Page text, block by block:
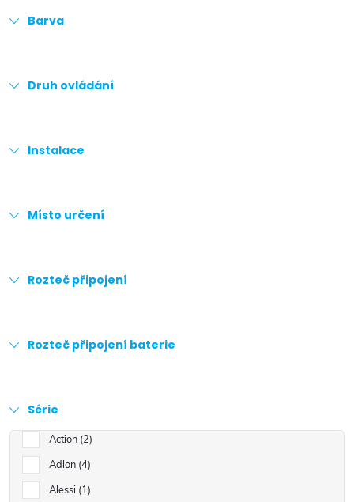
Barva
Druh ovládání
Instalace
Místo určení
Rozteč připojení
Rozteč připojení baterie
Série
Action 2
Adlon 4
Alessi 1